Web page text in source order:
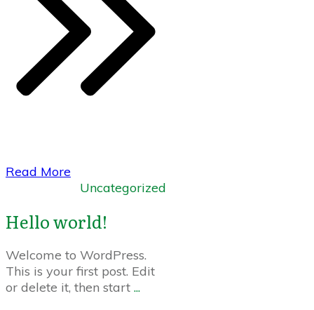
​Read More
Uncategorized
Hello world!
Welcome to WordPress.
This is your first post. Edit
or delete it, then start ...